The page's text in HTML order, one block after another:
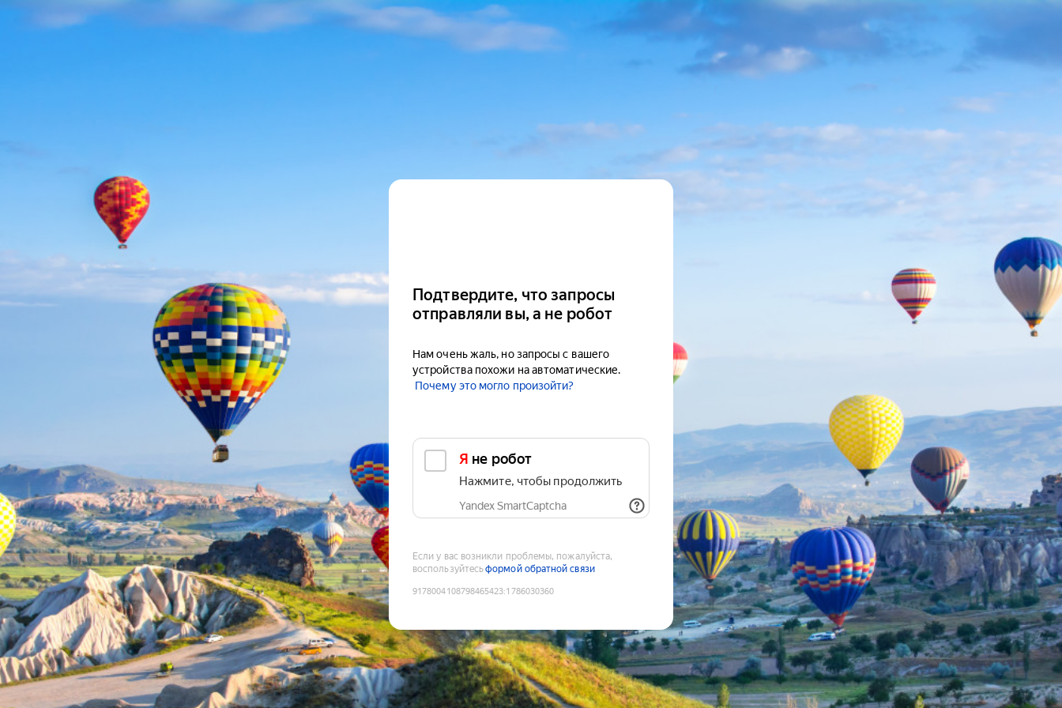
Подтвердите, что запросы
отправляли вы, а не робот
Нам очень жаль, но запросы с вашего
устройства похожи на автоматические.
Почему это могло произойти?
Я не робот
Нажмите, чтобы продолжить
Yandex SmartCaptcha
Если у вас возникли проблемы, пожалуйста,
воспользуйтесьформой обратной связи
9178004108798465423:1786030360